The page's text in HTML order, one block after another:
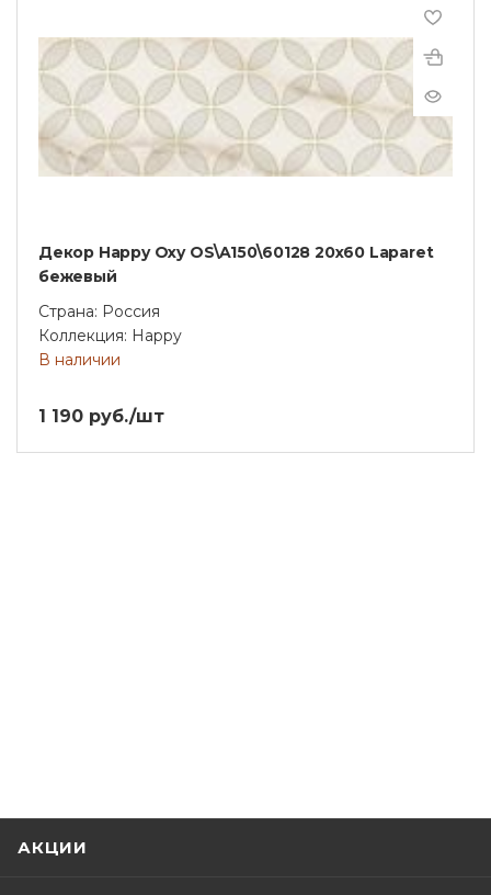
Декор Happy Oxy OS\A150\60128 20х60 Laparet
бежевый
Страна: Россия
Коллекция: Happy
В наличии
1 190 руб./шт
АКЦИИ